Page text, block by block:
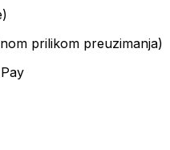
prilikom preuzimanja)